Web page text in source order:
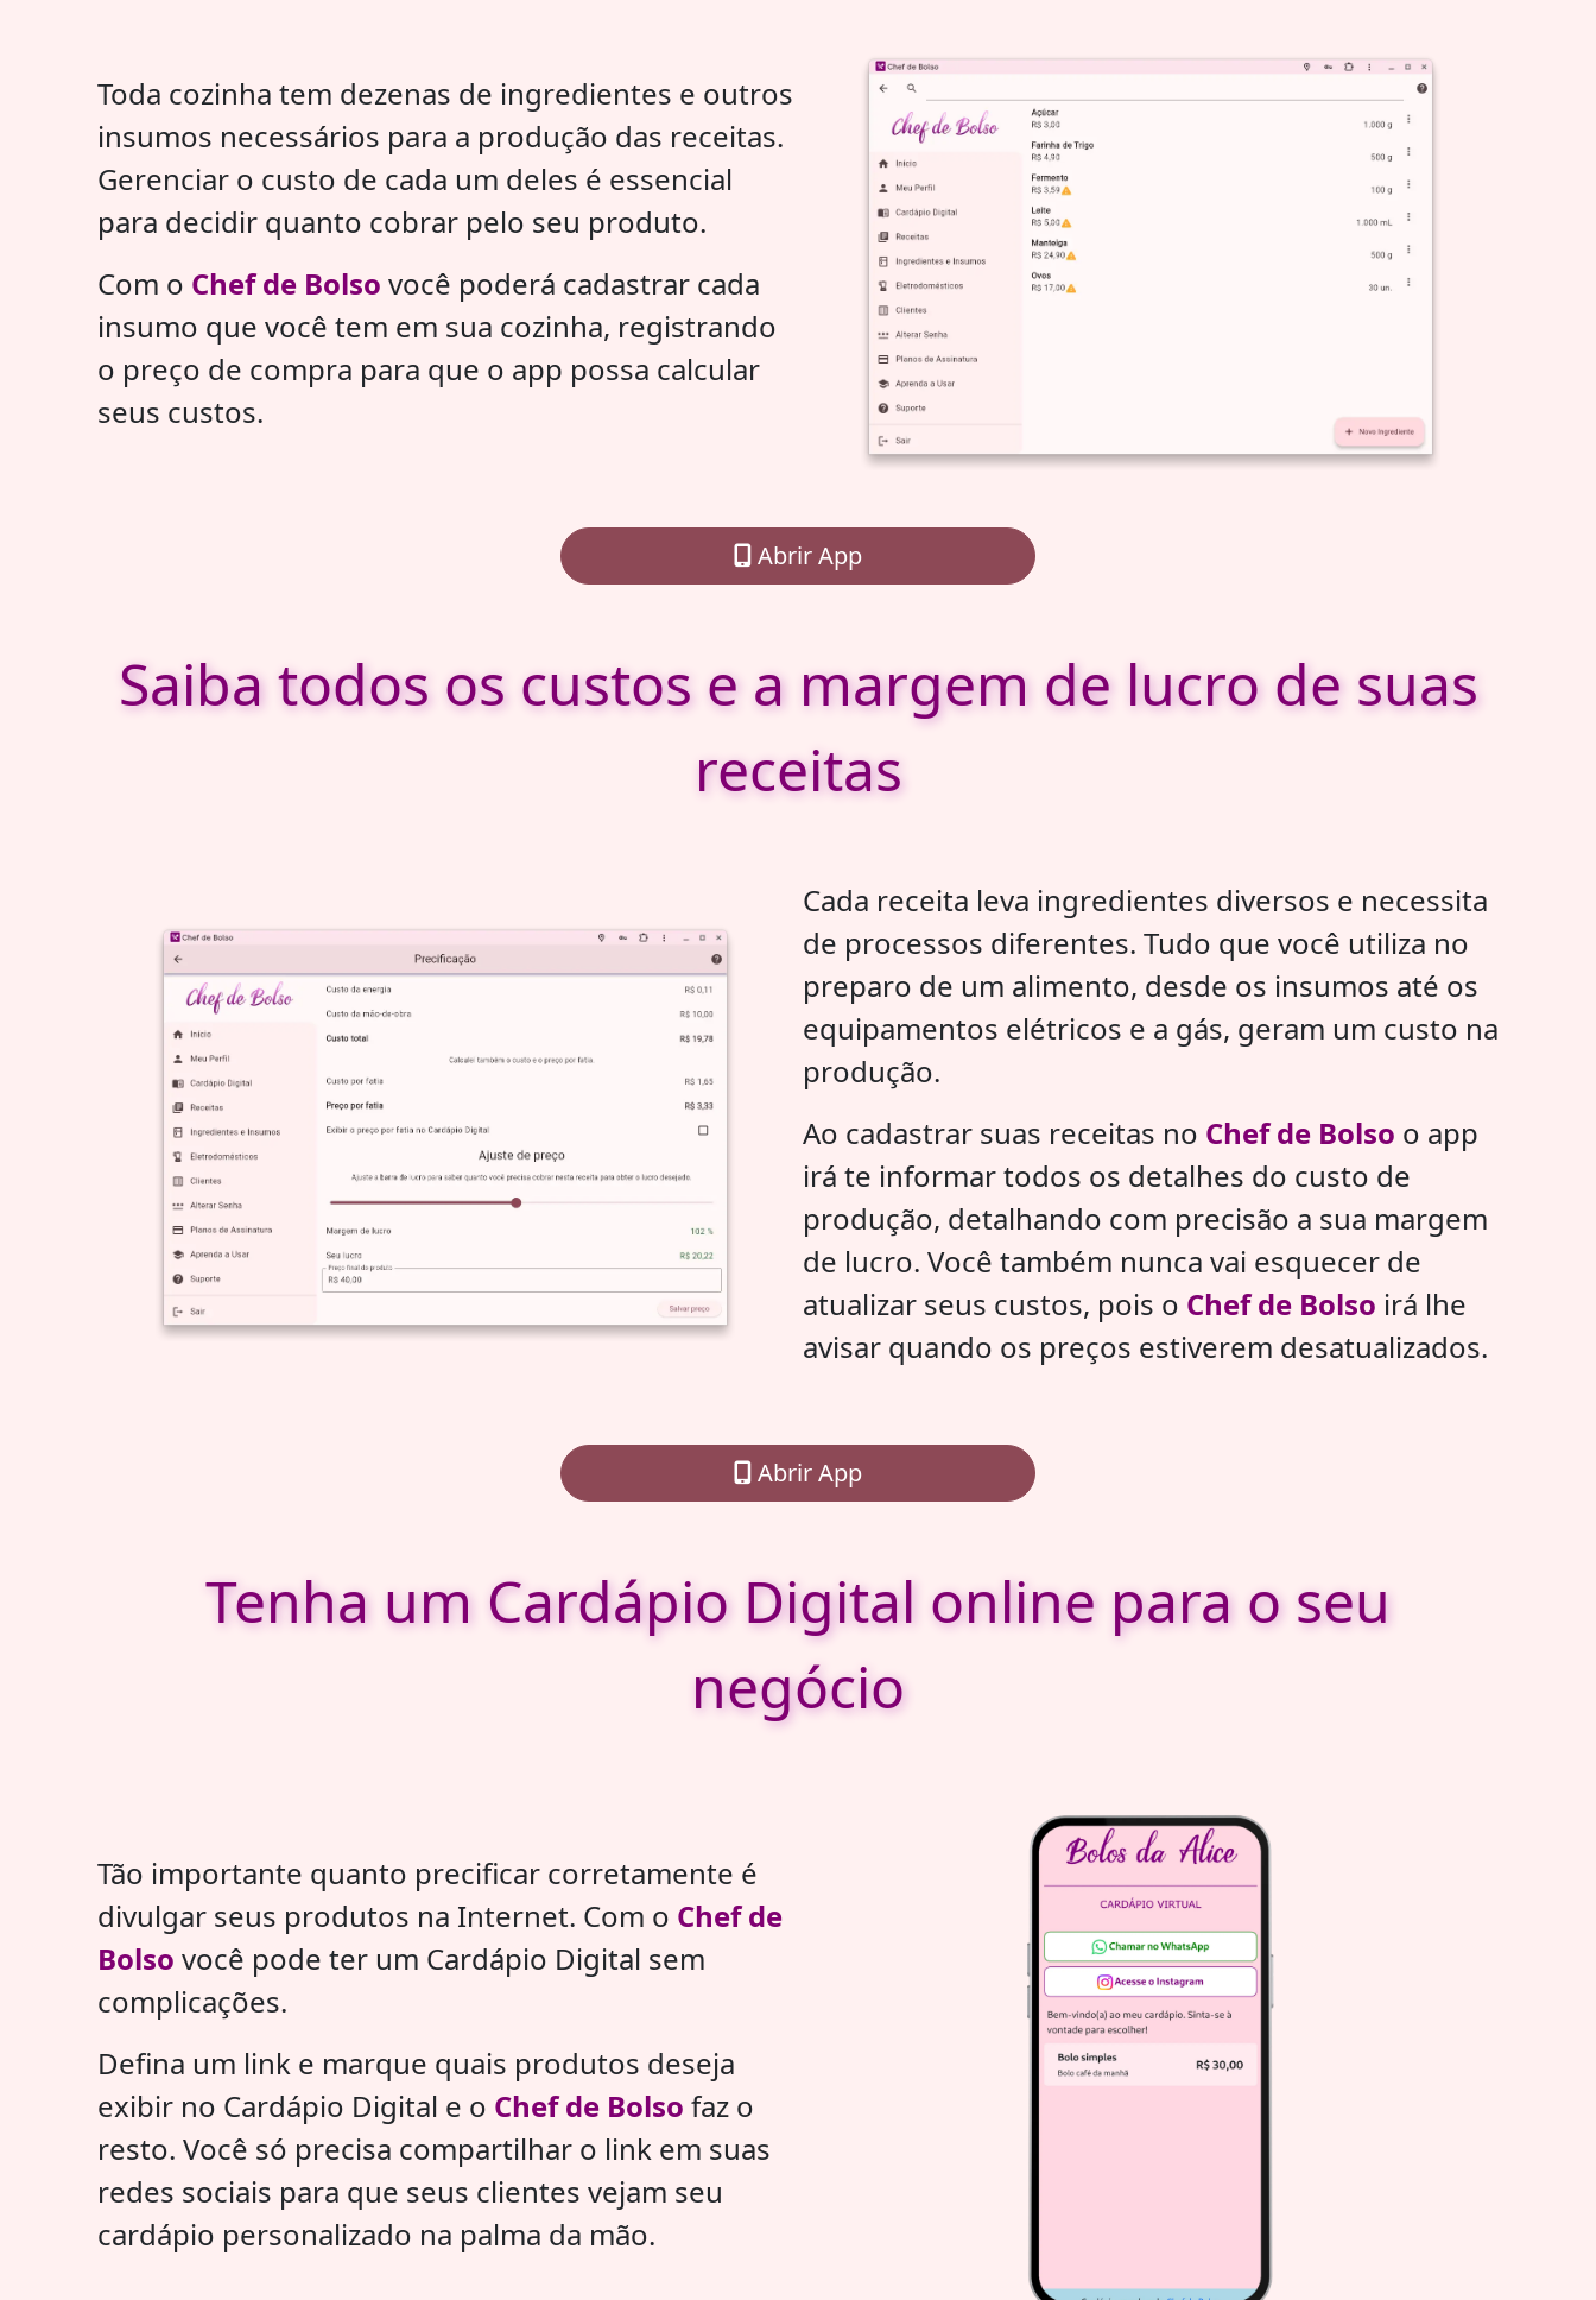
Toda cozinha tem dezenas de ingredientes e outros
insumos necessários para a produção das receitas.
Gerenciar o custo de cada um deles é essencial
para decidir quanto cobrar pelo seu produto.
Com o Chef de Bolso você poderá cadastrar cada
insumo que você tem em sua cozinha, registrando
o preço de compra para que o app possa calcular
seus custos.
Abrir App
Saiba todos os custos e a margem de lucro de suas
receitas
Cada receita leva ingredientes diversos e necessita
de processos diferentes. Tudo que você utiliza no
preparo de um alimento, desde os insumos até os
equipamentos elétricos e a gás, geram um custo na
produção.
Ao cadastrar suas receitas no Chef de Bolso o app
irá te informar todos os detalhes do custo de
produção, detalhando com precisão a sua margem
de lucro. Você também nunca vai esquecer de
atualizar seus custos, pois o Chef de Bolso irá lhe
avisar quando os preços estiverem desatualizados.
Abrir App
Tenha um Cardápio Digital online para o seu
negócio
Tão importante quanto precificar corretamente é
divulgar seus produtos na Internet. Com o Chef de
Bolso você pode ter um Cardápio Digital sem
complicações.
Defina um link e marque quais produtos deseja
exibir no Cardápio Digital e o Chef de Bolso faz o
resto. Você só precisa compartilhar o link em suas
redes sociais para que seus clientes vejam seu
cardápio personalizado na palma da mão.